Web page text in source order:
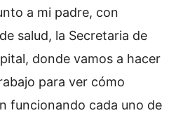
a mi padre, con
salud, la Secretaria de
donde vamos a hacer
para ver cómo
funcionando cada uno de